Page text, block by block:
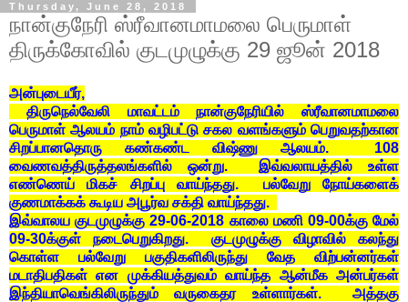
Thursday, June 28, 2018
நான்குநேரி ஸ்ரீவானமாமலை பெருமாள்
திருக்கோவில் குடமுழுக்கு 29 ஜூன் 2018
அன்புடையீர்,
திருநெல்வேலி மாவட்டம் நான்குநேரியில் ஸ்ரீவானமாமலை
பெருமாள் ஆலயம் நாம் வழிபட்டு சகல வளங்களும் பெறுவதற்கான
சிறப்பானதொரு கண்கண்ட விஷ்ணு ஆலயம். 108
வைணவத்திருத்தலங்களில் ஒன்று. இவ்வலாயத்தில் உள்ள
எண்ணெய் மிகச் சிறப்பு வாய்ந்தது. பல்வேறு நோய்களைக்
குணமாக்கக் கூடிய அபூர்வ சக்தி வாய்ந்தது.
இவ்வாலய குடமுழுக்கு 29-06-2018 காலை மணி 09-00க்கு மேல்
09-30க்குள் நடைபெறுகிறது. குடமுழுக்கு விழாவில் கலந்து
கொள்ள பல்வேறு பகுதிகளிலிருந்து வேத விற்பன்னர்கள்
மடாதிபதிகள் என முக்கியத்துவம் வாய்ந்த ஆன்மீக அன்பர்கள்
இந்தியாவெங்கிலிருந்தும் வருகைதர உள்ளார்கள். அத்தகு